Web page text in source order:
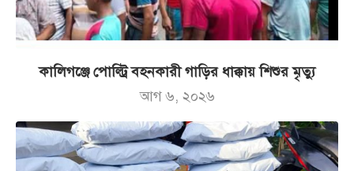
কালিগঞ্জে পোল্ট্রি বহনকারী গাড়ির ধাক্কায় শিশুর মৃত্যু
আগ ৬, ২০২৬